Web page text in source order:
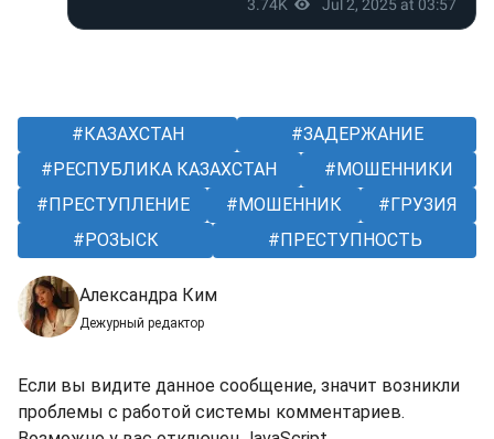
КАЗАХСТАН
ЗАДЕРЖАНИЕ
РЕСПУБЛИКА КАЗАХСТАН
МОШЕННИКИ
ПРЕСТУПЛЕНИЕ
МОШЕННИК
ГРУЗИЯ
РОЗЫСК
ПРЕСТУПНОСТЬ
Александра Ким
Дежурный редактор
Если вы видите данное сообщение, значит возникли
проблемы с работой системы комментариев.